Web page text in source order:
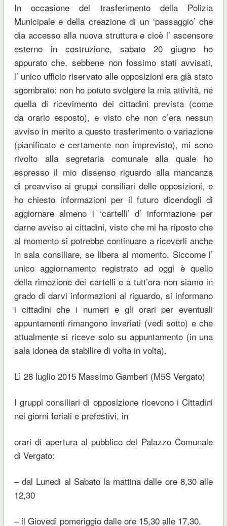
In occasione del trasferimento della Polizia
Municipale e della creazione di un ‘passaggio’ che
dia accesso alla nuova struttura e cioè l’ ascensore
esterno in costruzione, sabato 20 giugno ho
appurato che, sebbene non fossimo stati avvisati,
l’ unico ufficio riservato alle opposizioni era già stato
sgombrato: non ho potuto svolgere la mia attività, né
quella di ricevimento dei cittadini prevista (come
da orario esposto), e visto che non c’era nessun
avviso in merito a questo trasferimento o variazione
(pianificato e certamente non imprevisto), mi sono
rivolto alla segretaria comunale alla quale ho
espresso il mio dissenso riguardo alla mancanza
di preavviso ai gruppi consiliari delle opposizioni, e
ho chiesto informazioni per il futuro dicendogli di
aggiornare almeno i ‘cartelli’ d’ informazione per
darne avviso ai cittadini, visto che mi ha riposto che
al momento si potrebbe continuare a riceverli anche
in sala consiliare, se libera al momento. Siccome l’
unico aggiornamento registrato ad oggi è quello
della rimozione dei cartelli e a tutt’ora non siamo in
grado di darvi informazioni al riguardo, si informano
i cittadini che i numeri e gli orari per eventuali
appuntamenti rimangono invariati (vedi sotto) e che
attualmente si riceve solo su appuntamento (in una
sala idonea da stabilire di volta in volta).
Lì 28 luglio 2015 Massimo Gamberi (M5S Vergato)
I gruppi consiliari di opposizione ricevono i Cittadini
nei giorni feriali e prefestivi, in
orari di apertura al pubblico del Palazzo Comunale
di Vergato:
– dal Lunedi al Sabato la mattina dalle ore 8,30 alle
12,30
– il Giovedì pomeriggio dalle ore 15,30 alle 17,30.